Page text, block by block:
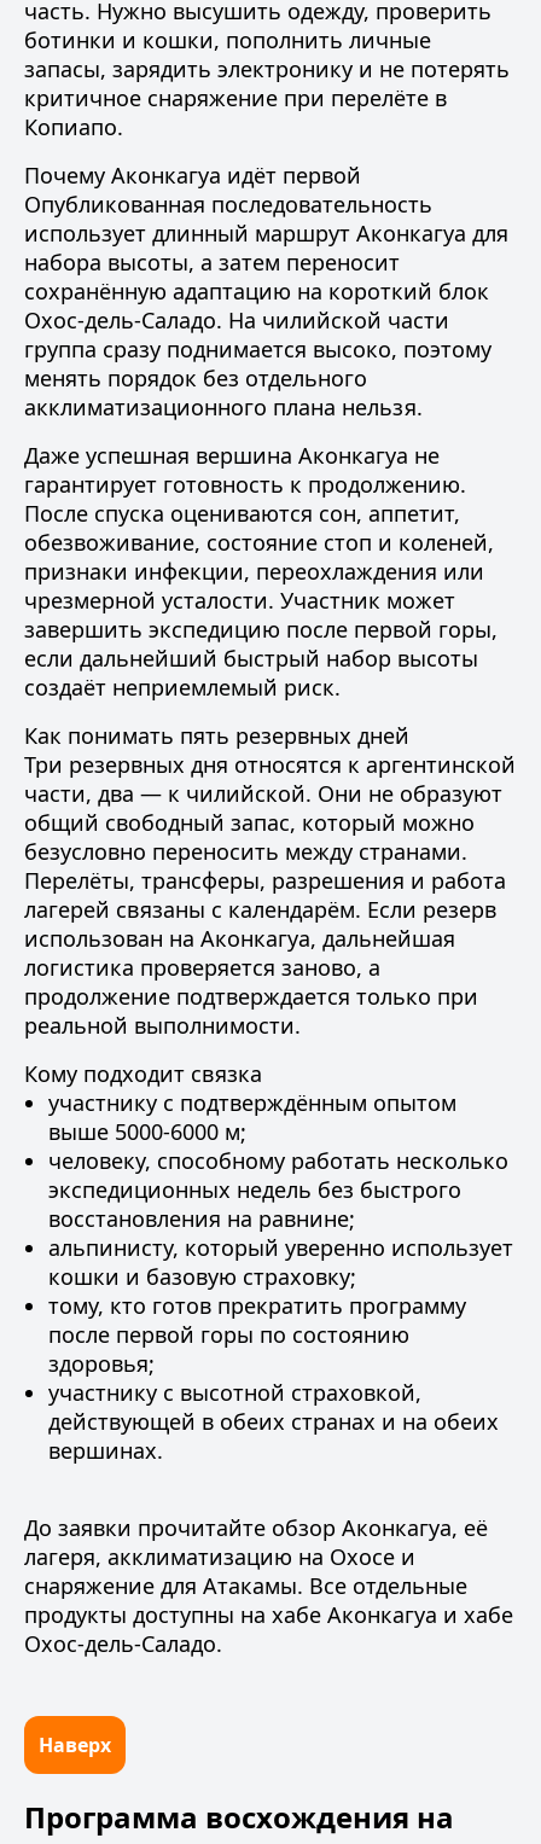
часть. Нужно высушить одежду, проверить
ботинки и кошки, пополнить личные
запасы, зарядить электронику и не потерять
критичное снаряжение при перелёте в
Копиапо.
Почему Аконкагуа идёт первой
Опубликованная последовательность
использует длинный маршрут Аконкагуа для
набора высоты, а затем переносит
сохранённую адаптацию на короткий блок
Охос-дель-Саладо. На чилийской части
группа сразу поднимается высоко, поэтому
менять порядок без отдельного
акклиматизационного плана нельзя.
Даже успешная вершина Аконкагуа не
гарантирует готовность к продолжению.
После спуска оцениваются сон, аппетит,
обезвоживание, состояние стоп и коленей,
признаки инфекции, переохлаждения или
чрезмерной усталости. Участник может
завершить экспедицию после первой горы,
если дальнейший быстрый набор высоты
создаёт неприемлемый риск.
Как понимать пять резервных дней
Три резервных дня относятся к аргентинской
части, два — к чилийской. Они не образуют
общий свободный запас, который можно
безусловно переносить между странами.
Перелёты, трансферы, разрешения и работа
лагерей связаны с календарём. Если резерв
использован на Аконкагуа, дальнейшая
логистика проверяется заново, а
продолжение подтверждается только при
реальной выполнимости.
Кому подходит связка
участнику с подтверждённым опытом
выше 5000-6000 м;
человеку, способному работать несколько
экспедиционных недель без быстрого
восстановления на равнине;
альпинисту, который уверенно использует
кошки и базовую страховку;
тому, кто готов прекратить программу
после первой горы по состоянию
здоровья;
участнику с высотной страховкой,
действующей в обеих странах и на обеих
вершинах.
До заявки прочитайте обзор Аконкагуа, её
лагеря, акклиматизацию на Охосе и
снаряжение для Атакамы. Все отдельные
продукты доступны на хабе Аконкагуа и хабе
Охос-дель-Саладо.
Наверх
Программа восхождения на